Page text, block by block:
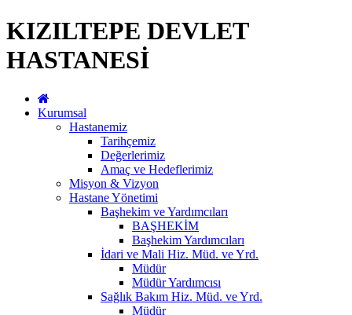
KIZILTEPE DEVLET
HASTANESİ
Kurumsal
Hastanemiz
Tarihçemiz
Değerlerimiz
Amaç ve Hedeflerimiz
Misyon & Vizyon
Hastane Yönetimi
Başhekim ve Yardımcıları
BAŞHEKİM
Başhekim Yardımcıları
İdari ve Mali Hiz. Müd. ve Yrd.
Müdür
Müdür Yardımcısı
Sağlık Bakım Hiz. Müd. ve Yrd.
Müdür